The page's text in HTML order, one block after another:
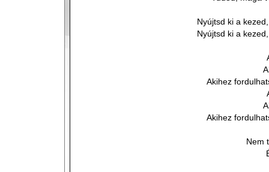
Nyújtsd ki a
Nyújtsd ki a
Akihez
Akihez
Nem